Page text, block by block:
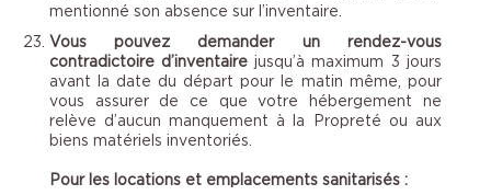
mentionné son absence sur l’inventaire.
Vous pouvez demander un rendez-vous
contradictoire d’inventairejusqu’à maximum 3 jours
avant la date du départ pour le matin même, pour
vous assurer de ce que votre hébergement ne
relève d’aucun manquement à la Propreté ou aux
biens matériels inventoriés.
Pour les locations et emplacements sanitarisés :